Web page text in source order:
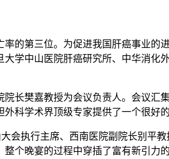
的第三位。为促进我国肝癌事业的
学中山医院肝癌研究所、中华消化
长樊嘉教授为会议负责人。会议汇
科学术界顶级专家提供了一个很好的
会执行主席、西南医院副院长别平
个晚宴的过程中穿插了富有新引